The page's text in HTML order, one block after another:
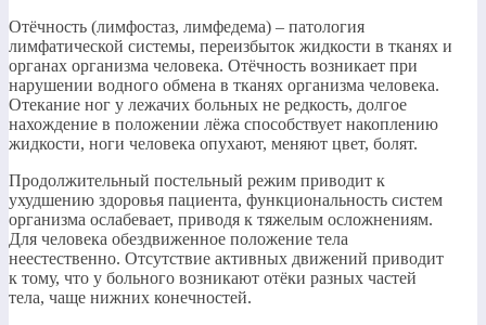
Отёчность (лимфостаз, лимфедема) – патология
лимфатической системы, переизбыток жидкости в тканях и
органах организма человека. Отёчность возникает при
нарушении водного обмена в тканях организма человека.
Отекание ног у лежачих больных не редкость, долгое
нахождение в положении лёжа способствует накоплению
жидкости, ноги человека опухают, меняют цвет, болят.
Продолжительный постельный режим приводит к
ухудшению здоровья пациента, функциональность систем
организма ослабевает, приводя к тяжелым осложнениям.
Для человека обездвиженное положение тела
неестественно. Отсутствие активных движений приводит
к тому, что у больного возникают отёки разных частей
тела, чаще нижних конечностей.